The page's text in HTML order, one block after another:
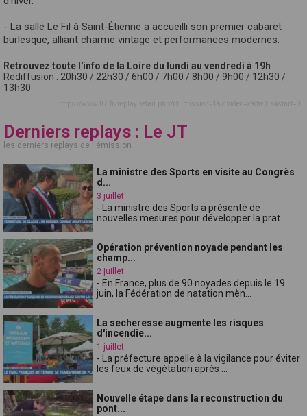
- La salle Le Fil à Saint-Étienne a accueilli son premier cabaret
burlesque, alliant charme vintage et performances modernes.
Retrouvez toute l'info de la Loire du lundi au vendredi à 19h
Rediffusion : 20h30 / 22h30 / 6h00 / 7h00 / 8h00 / 9h00 / 12h30 /
13h30
Derniers replays : Le JT
les derniers replays de l'émission
La ministre des Sports en visite au Congrès
d...
3 juillet
- La ministre des Sports a présenté de
nouvelles mesures pour développer la prat...
Opération prévention noyade pendant les
champ...
2 juillet
- En France, plus de 90 noyades depuis le 19
juin, la Fédération de natation mèn...
La secheresse augmente les risques
d'incendie...
1 juillet
- La préfecture appelle à la vigilance pour éviter
les feux de végétation après ...
Nouvelle étape dans la reconstruction du
pont...